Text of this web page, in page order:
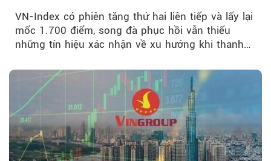
VN-Index có phiên tăng thứ hai liên tiếp và lấy lại
mốc 1.700 điểm, song đà phục hồi vẫn thiếu
những tín hiệu xác nhận về xu hướng khi thanh